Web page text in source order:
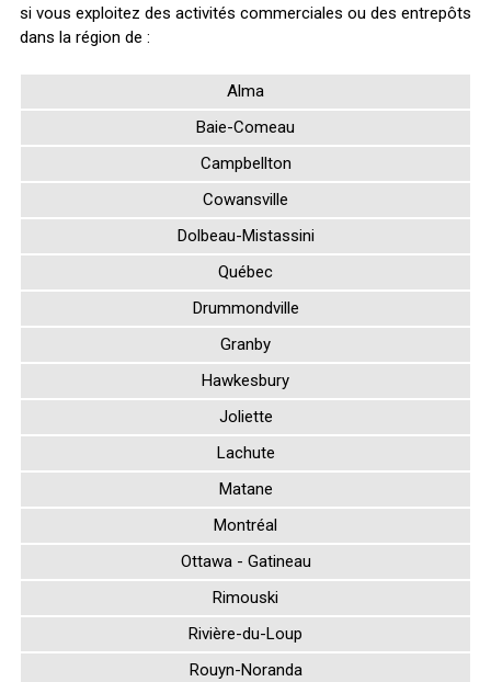
si vous exploitez des activités commerciales ou des entrepôts
dans la région de :
Alma
Baie-Comeau
Campbellton
Cowansville
Dolbeau-Mistassini
Québec
Drummondville
Granby
Hawkesbury
Joliette
Lachute
Matane
Montréal
Ottawa - Gatineau
Rimouski
Rivière-du-Loup
Rouyn-Noranda